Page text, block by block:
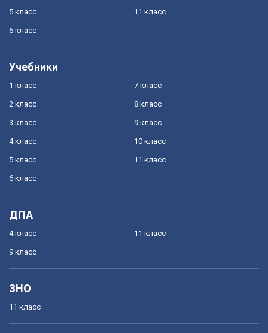
5 класс
6 класс
11 класс
Учебники
1 класс
2 класс
3 класс
4 класс
5 класс
6 класс
7 класс
8 класс
9 класс
10 класс
11 класс
ДПА
4 класс
9 класс
11 класс
ЗНО
11 класс